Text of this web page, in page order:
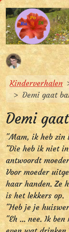
Spring naar
Spring naar
RaPoDi.nl
Verhalen voor
U bevindt zich
Kinderverhalen
Demi gaat
Demi
"Mam, ik heb zin
"Die heb ik niet
antwoordt
Voor moeder
haar handen. Ze
is het lekkers op.
"Heb je je
"Eh ... nee. Ik